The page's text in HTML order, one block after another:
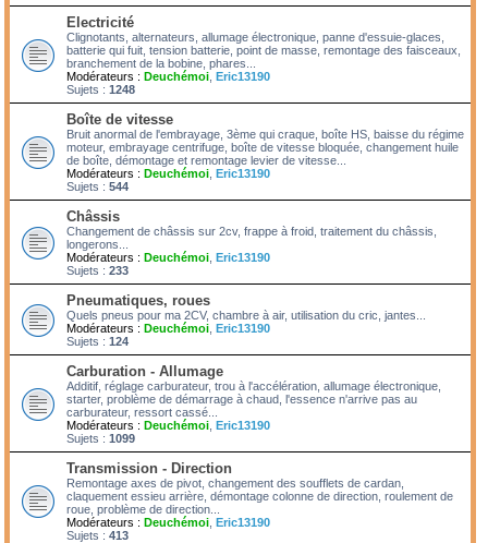
Electricité
Clignotants, alternateurs, allumage électronique, panne d'essuie-glaces,
batterie qui fuit, tension batterie, point de masse, remontage des faisceaux,
branchement de la bobine, phares...
Modérateurs : Deuchémoi Eric13190
Sujets : 1248
Boîte de vitesse
Bruit anormal de l'embrayage, 3ème qui craque, boîte HS, baisse du régime
moteur, embrayage centrifuge, boîte de vitesse bloquée, changement huile
de boîte, démontage et remontage levier de vitesse...
Modérateurs : Deuchémoi Eric13190
Sujets : 544
Châssis
Changement de châssis sur 2cv, frappe à froid, traitement du châssis,
longerons...
Modérateurs : Deuchémoi Eric13190
Sujets : 233
Pneumatiques, roues
Quels pneus pour ma 2CV, chambre à air, utilisation du cric, jantes...
Modérateurs : Deuchémoi Eric13190
Sujets : 124
Carburation - Allumage
Additif, réglage carburateur, trou à l'accélération, allumage électronique,
starter, problème de démarrage à chaud, l'essence n'arrive pas au
carburateur, ressort cassé...
Modérateurs : Deuchémoi Eric13190
Sujets : 1099
Transmission - Direction
Remontage axes de pivot, changement des soufflets de cardan,
claquement essieu arrière, démontage colonne de direction, roulement de
roue, problème de direction...
Modérateurs : Deuchémoi Eric13190
Sujets : 413